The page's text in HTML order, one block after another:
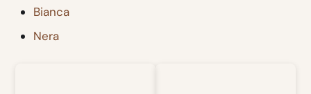
Bianca
Nera